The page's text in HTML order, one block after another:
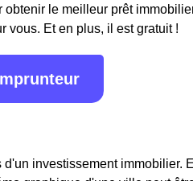
le meilleur prêt
vous. Et en plus, il est gratuit !
investissement immobilier.